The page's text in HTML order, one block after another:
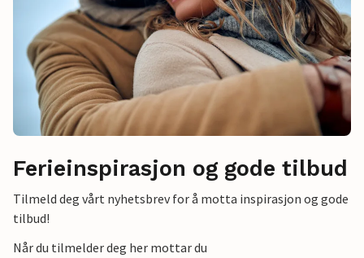
Ferieinspirasjon og gode tilbud
Tilmeld deg vårt nyhetsbrev for å motta inspirasjon og gode
tilbud!
Når du tilmelder deg her mottar du